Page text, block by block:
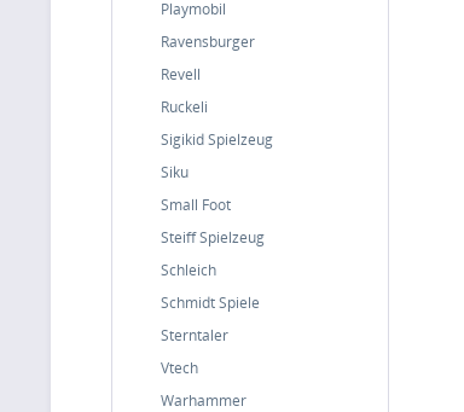
Playmobil
Ravensburger
Revell
Ruckeli
Sigikid Spielzeug
Siku
Small Foot
Steiff Spielzeug
Schleich
Schmidt Spiele
Sterntaler
Vtech
Warhammer